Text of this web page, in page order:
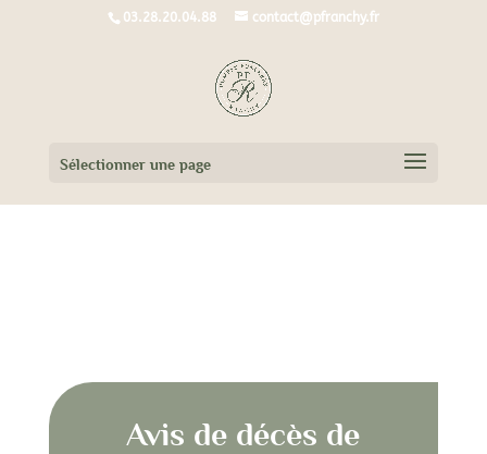
03.28.20.04.88 contact@pfranchy.fr
Sélectionner une page
Avis de décès de